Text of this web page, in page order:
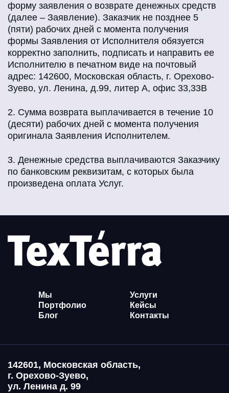
форму заявления о возврате денежных средств
(далее – Заявление). Заказчик не позднее 5
(пяти) рабочих дней с момента получения
формы Заявления от Исполнителя обязуется
корректно заполнить, подписать и направить ее
Исполнителю в печатном виде на почтовый
адрес: 142600, Московская область, г. Орехово-
Зуево, ул. Ленина, д.99, литер А, офис 33,33В
2. Сумма возврата выплачивается в течение 10
(десяти) рабочих дней с момента получения
оригинала Заявления Исполнителем.
3. Денежные средства выплачиваются Заказчику
по банковским реквизитам, с которых была
произведена оплата Услуг.
Мы
Услуги
Портфолио
Кейсы
Блог
Контакты
142601, Московская область,
г. Орехово-Зуево,
ул. Ленина д. 99